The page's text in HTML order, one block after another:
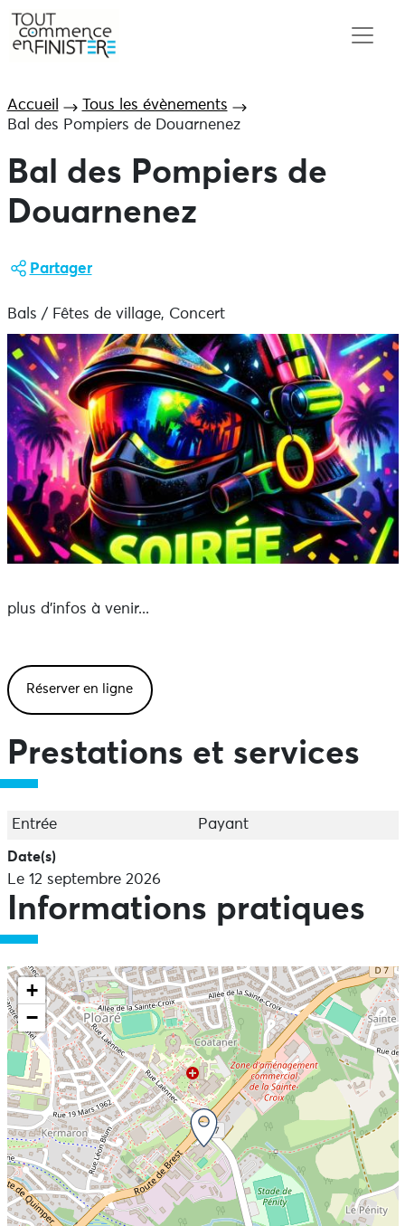
Accueil
Tous les évènements
Bal des Pompiers de Douarnenez
Bal des Pompiers de
Douarnenez
Partager
Bals / Fêtes de village, Concert
plus d'infos à venir...
Réserver en ligne
Prestations et services
Entrée Payant
Date(s)
Le 12 septembre 2026
Informations pratiques
+
−